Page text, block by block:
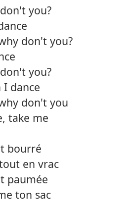
you?
don't you?
you?
I dance
don't you
take me
bourré
en vrac
paumée
ton sac